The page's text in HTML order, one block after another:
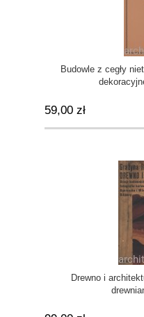
Budowle z cegły
59,00 zł
Drewno i